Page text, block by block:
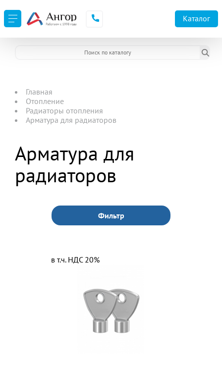
Каталог
Главная
Отопление
Радиаторы отопления
Арматура для радиаторов
Арматура для
радиаторов
Фильтр
в т.ч. НДС 20%